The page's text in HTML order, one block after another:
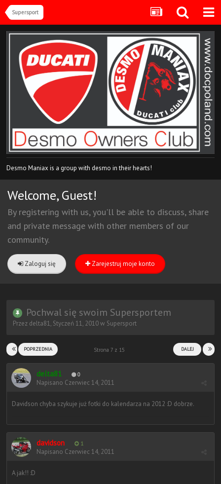
Supersport
Desmo Maniax is a group with desmo in their hearts!
Welcome, Guest!
By registering with us, you'll be able to discuss, share
and private message with other members of our
community.
Zaloguj się Zarejestruj moje konto
Pochwal się swoim Supersportem
Przez delta81, Styczeń 11, 2010w Supersport
POPRZEDNIA DALEJ
Strona 7 z 15
delta81 0
Napisano Czerwiec 14, 2011
Davidson chyba szykuje już fotki do kalendarza na 2012 :D dobrze.
davidson 1
Napisano Czerwiec 14, 2011
A jak!! :D